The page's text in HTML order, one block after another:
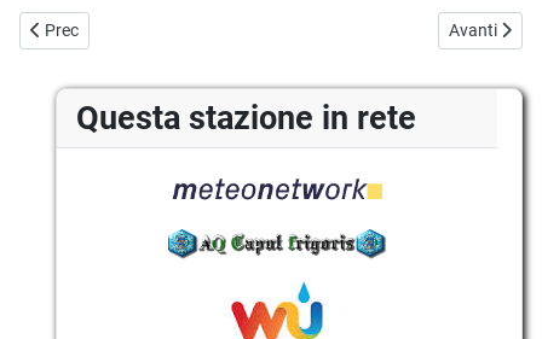
Questa stazione in rete
Articolo precedente: Bollettini ed allerte meteo
Prec Articolo
Avanti